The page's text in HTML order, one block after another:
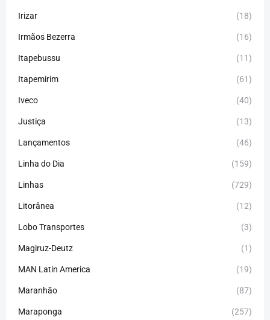
Irizar (18)
Irmãos Bezerra (16)
Itapebussu (11)
Itapemirim (61)
Iveco (40)
Justiça (13)
Lançamentos (46)
Linha do Dia (159)
Linhas (729)
Litorânea (12)
Lobo Transportes (3)
Magiruz-Deutz (1)
MAN Latin America (19)
Maranhão (87)
Maraponga (257)